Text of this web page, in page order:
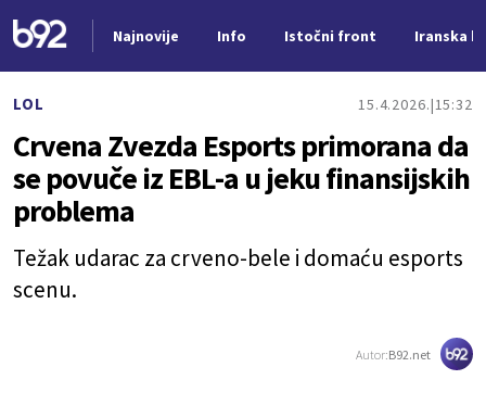
Najnovije Info Istočni front Iranska
LOL 15.4.2026. 15:32
Crvena Zvezda Esports primorana da
se povuče iz EBL-a u jeku finansijskih
problema
Težak udarac za crveno-bele i domaću esports
scenu.
Autor:B92.net